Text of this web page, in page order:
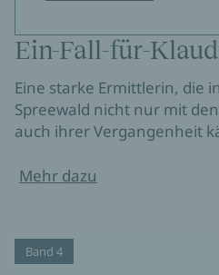
Ein-Fall-für-
Eine starke Ermittlerin, die
Spreewald nicht nur mit
auch ihrer Vergangenheit
Mehr dazu
Band 4